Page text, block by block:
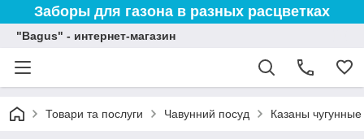
Заборы для газона в разных расцветках
"Bagus" - интернет-магазин
Товари та послуги Чавунний посуд Казаны чугунные